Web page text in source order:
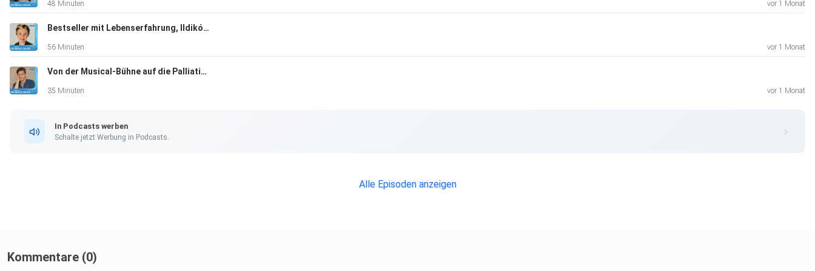
48 Minuten vor 1 Monat
Bestseller mit Lebenserfahrung, Ildikó von Kürthy, Autorin, "Meine Stärke sind eben auch meine Schwächen."
56 Minuten vor 1 Monat
Von der Musical-Bühne auf die Palliativ-Station, Uli Scherbel, Künstler und Pfleger, "Groll und Konflikte nicht auf die lange Bank schieben!"
35 Minuten vor 1 Monat
In Podcasts werben
Schalte jetzt Werbung in Podcasts.
Alle Episoden anzeigen
Kommentare (0)